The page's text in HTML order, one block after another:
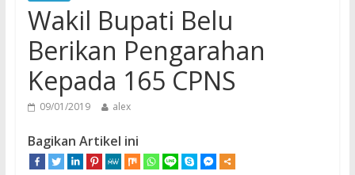
Wakil Bupati Belu
Berikan Pengarahan
Kepada 165 CPNS
09/01/2019 alex
Bagikan Artikel ini